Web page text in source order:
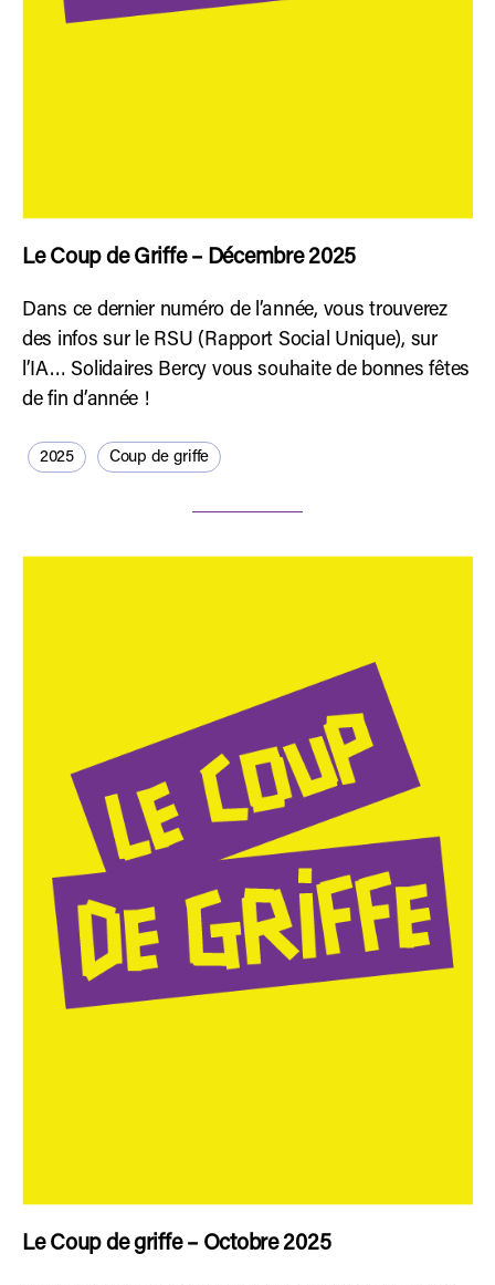
Le Coup de Griffe – Décembre 2025
Dans ce dernier numéro de l’année, vous trouverez
des infos sur le RSU (Rapport Social Unique), sur
l’IA… Solidaires Bercy vous souhaite de bonnes fêtes
de fin d’année !
2025 Coup de griffe
Le Coup de griffe – Octobre 2025